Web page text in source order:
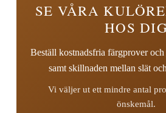
SE VÅRA
HOS
Beställ kostnadsfria färgprover
samt skillnaden mellan slät
Vi väljer ut ett mindre antal
önskemål.